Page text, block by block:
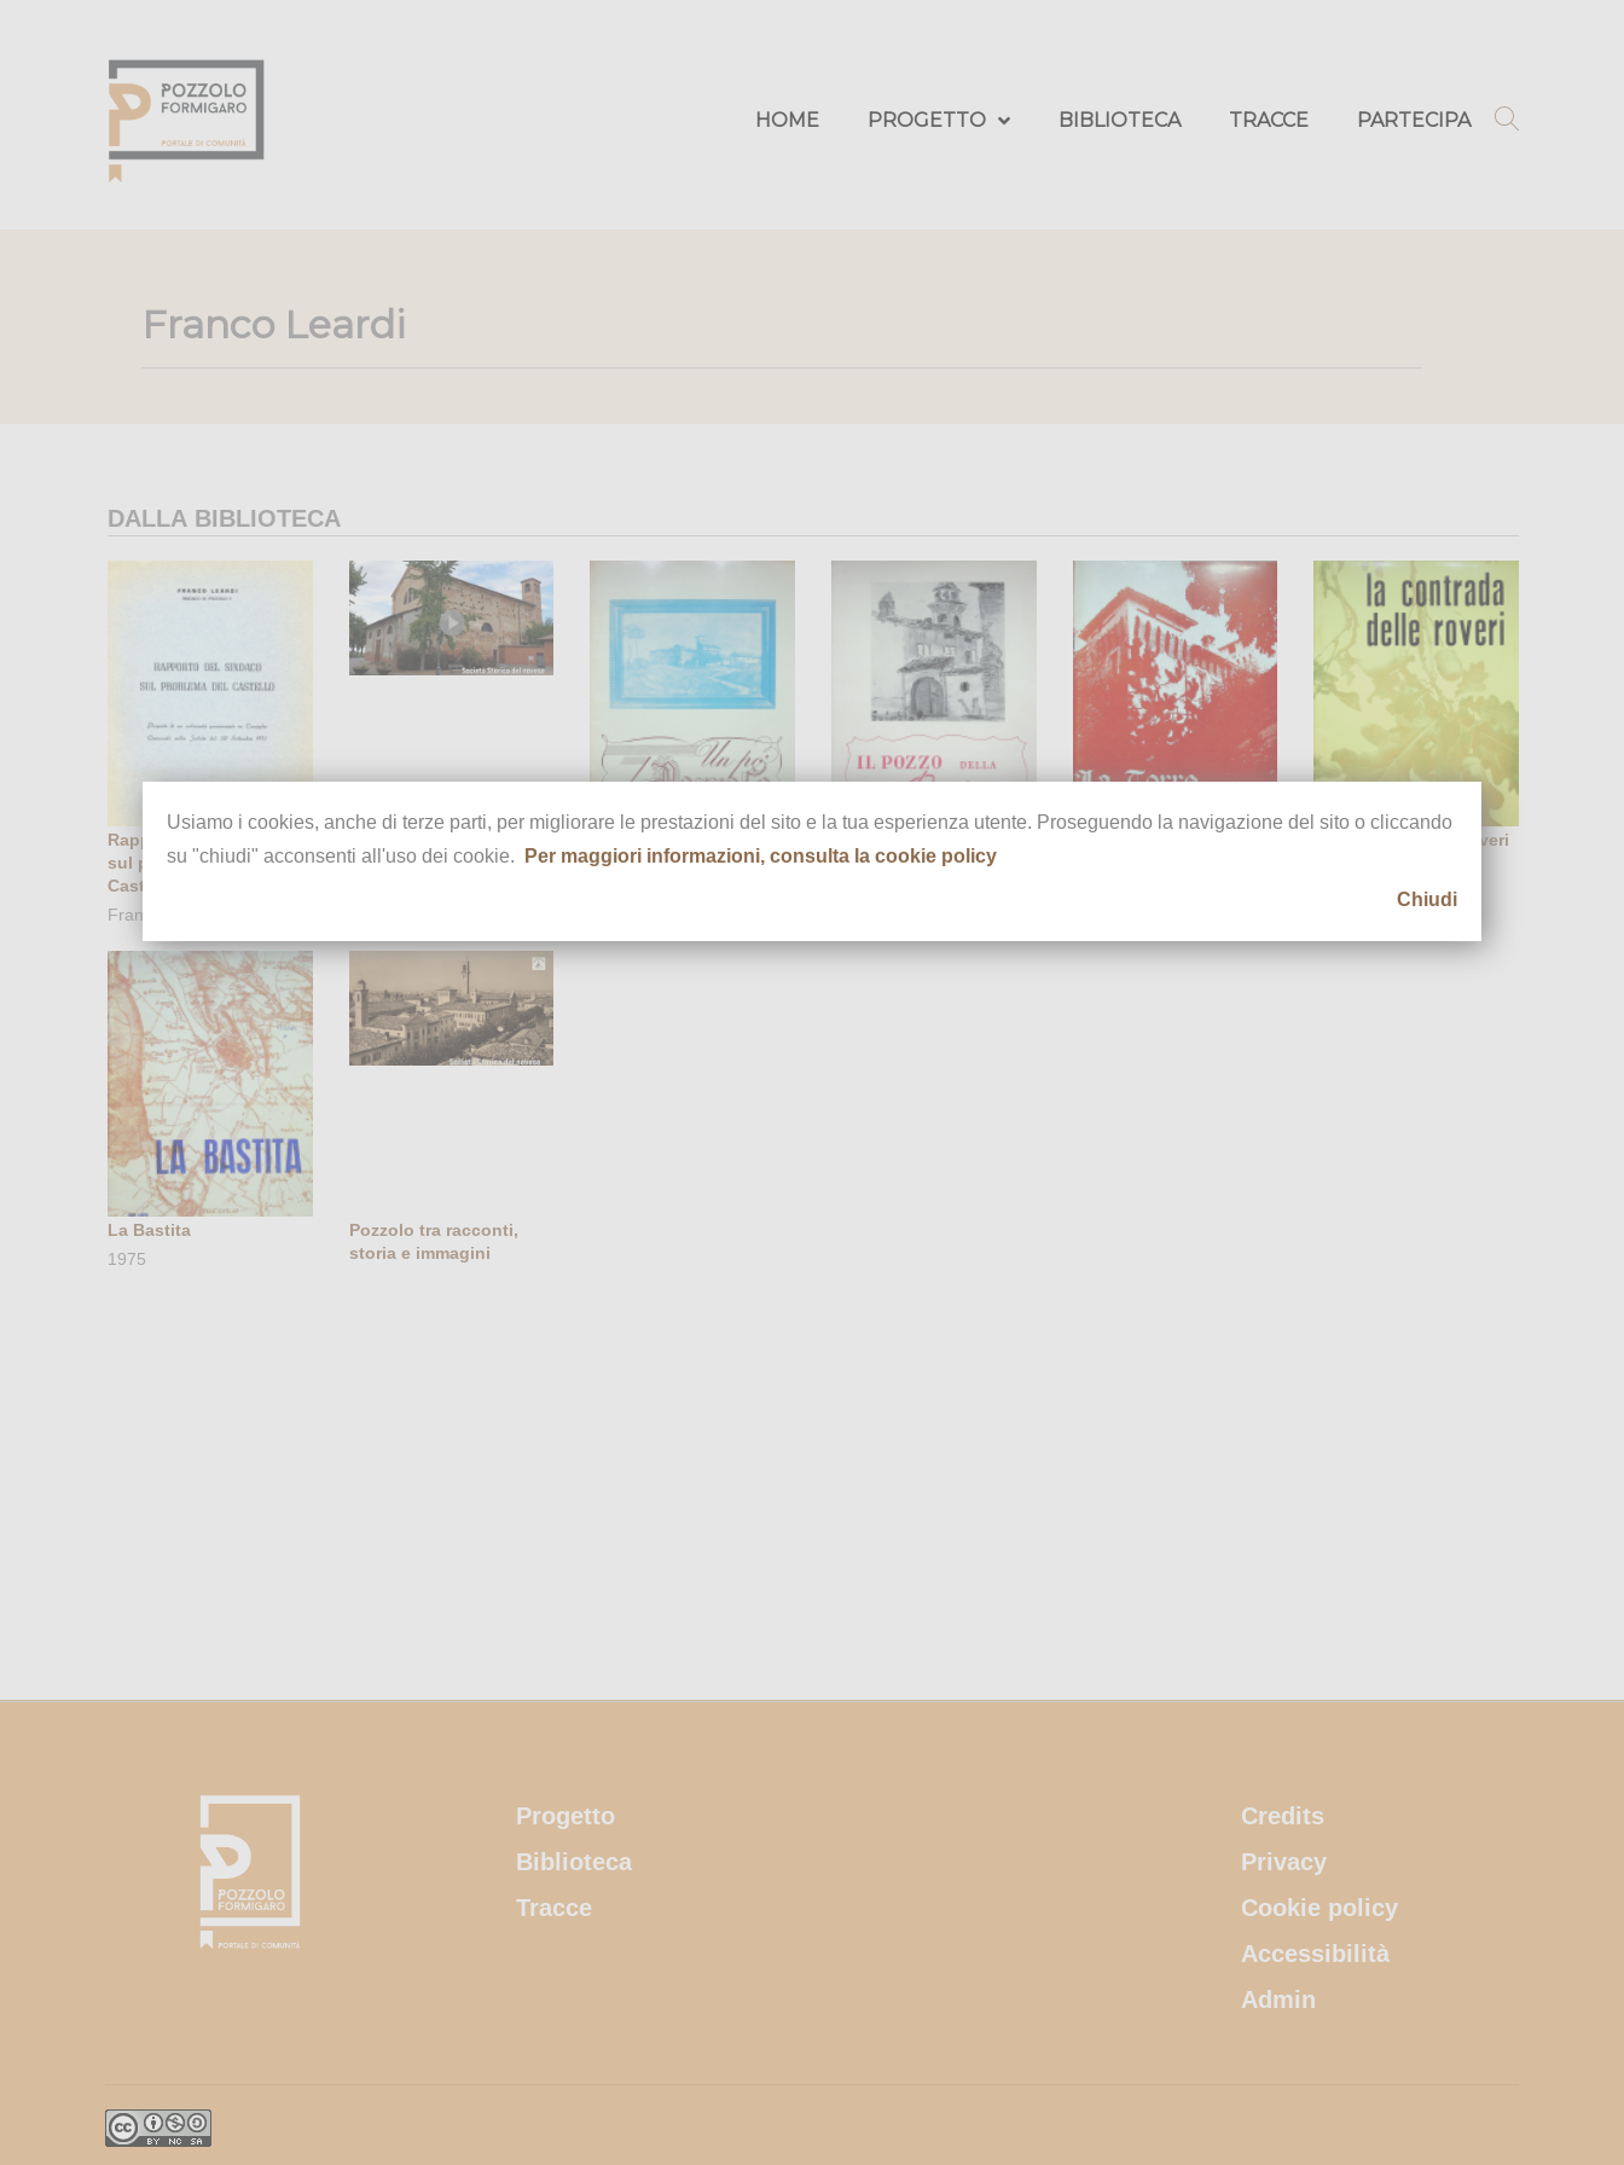
HOME PROGETTO BIBLIOTECA TRACCE PARTECIPA
Franco Leardi
DALLA BIBLIOTECA
Rapporto del Sindaco
sul problema del
Castello
1970
1972
La contrada delle roveri
La Bastita
1975
Pozzolo tra racconti,
storia e immagini
Progetto
Biblioteca
Tracce
Credits
Privacy
Cookie policy
Accessibilità
Admin
Usiamo i cookies, anche di terze parti, per migliorare le prestazioni del sito e la tua esperienza utente. Proseguendo la navigazione del sito o cliccando
su "chiudi" acconsenti all'uso dei cookie.
Per maggiori informazioni, consulta la cookie policy
Chiudi